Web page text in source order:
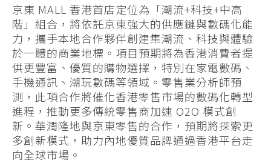
京東 MALL 香港首店定位為「潮流+科技+中高
階」組合，將依託京東強大的供應鏈與數碼化能
力，攜手本地合作夥伴創建集潮流、科技與體驗
於一體的商業地標。項目預期將為香港消費者提
供更豐富、優質的購物選擇，特別在家電數碼、
手機通訊、潮玩數碼等領域。零售業分析師預
測，此項合作將催化香港零售市場的數碼化轉型
進程，推動更多傳統零售商加速 O2O 模式創
新。華潤隆地與京東零售的合作，預期將探索更
多創新模式，助力內地優質品牌通過香港平台走
向全球市場。